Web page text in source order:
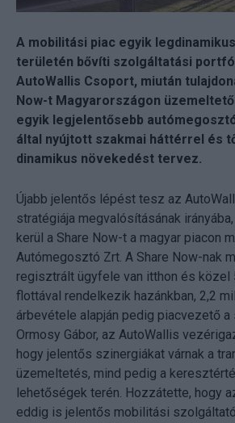
A mobilitási piac egyik
területén bővíti szolgáltatási
AutoWallis Csoport, miután
Now-t Magyarországon
egyik legjelentősebb
által nyújtott szakmai háttérrel és
dinamikus növekedést tervez.
Újabb jelentős lépést tesz az
stratégiája megvalósításának
kerül a Share Now-t a magyar piacon
Autómegosztó Zrt. A Share Now-nak
regisztrált ügyfele van itthon és közel
flottával rendelkezik hazánkban, 2,2
árbevétele alapján pedig piacvezető a
Ormosy Gábor, az AutoWallis
hogy jelentős szinergiákat várnak a
üzemeltetés, mind pedig a
lehetőségek terén. Hozzátette, hogy
eddig is jelentős mobilitási